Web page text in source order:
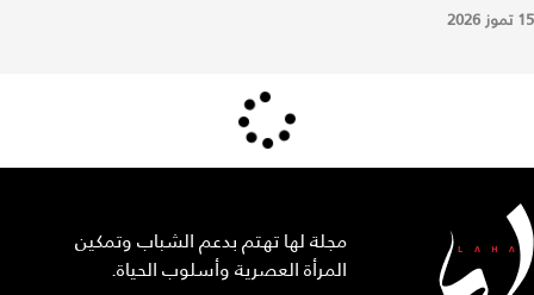
15 تموز 2026
مجلة لها تهتم بدعم الشباب وتمكين
المرأة العصرية وأسلوب الحياة.